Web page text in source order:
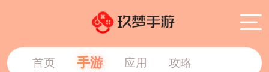
首页 手游 应用 攻略